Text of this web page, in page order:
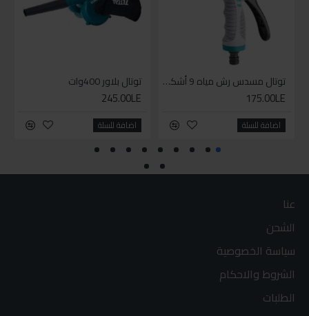
توتال مسدس رش مياه 9 أشكال
175.00LE
اضافة للسلة
توتال بلاور 400وات
245.00LE
اضافة للسلة
عنا
الشحن
سياسة الخصوصية
الشروط والاحكام
الطلبات